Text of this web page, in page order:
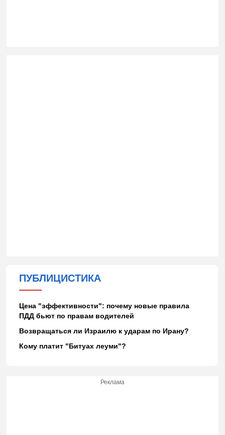
ПУБЛИЦИСТИКА
Цена "эффективности": почему новые правила
ПДД бьют по правам водителей
Возвращаться ли Израилю к ударам по Ирану?
Кому платит "Битуах леуми"?
Реклама